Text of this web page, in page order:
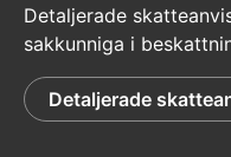
Detaljerade
sakkunniga i
Detaljerade